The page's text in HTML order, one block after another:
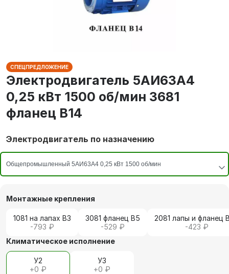
СПЕЦПРЕДЛОЖЕНИЕ
Электродвигатель 5АИ63А4
0,25 кВт 1500 об/мин 3681
фланец В14
Электродвигатель по назначению
Монтажные крепления
1081 на лапах В3
-793 ₽
3081 фланец В5
-529 ₽
2081 лапы и фланец
-423 ₽
Климатическое исполнение
У2
+0 ₽
У3
+0 ₽